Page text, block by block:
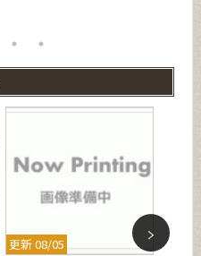
更新 08/05 更新